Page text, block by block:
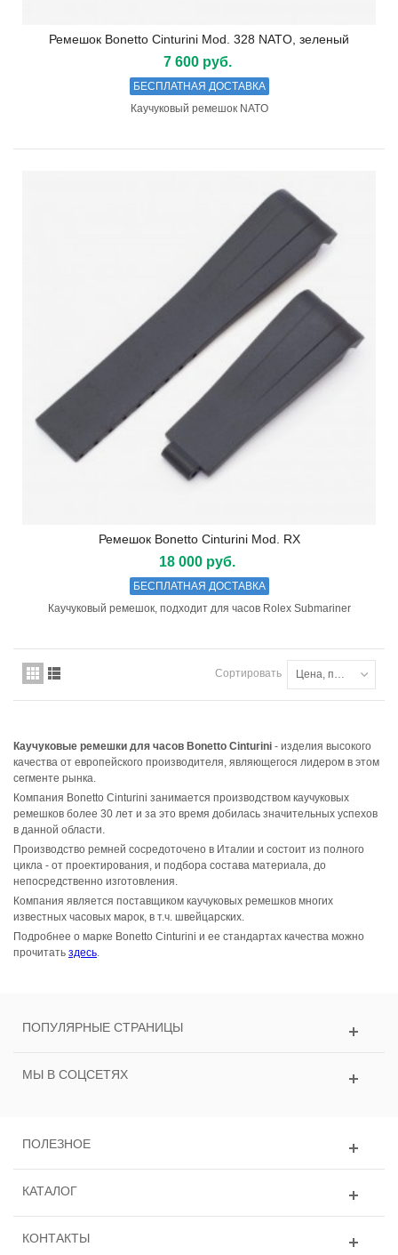
Ремешок Bonetto Cinturini Mod. 328 NATO, зеленый
7 600 руб.
БЕСПЛАТНАЯ ДОСТАВКА
Каучуковый ремешок NATO
Ремешок Bonetto Cinturini Mod. RX
18 000 руб.
БЕСПЛАТНАЯ ДОСТАВКА
Каучуковый ремешок, подходит для часов Rolex Submariner
Сортировать Цена, по возрастанию
Каучуковые ремешки для часов Bonetto Cinturini - изделия высокого
качества от европейского производителя, являющегося лидером в этом
сегменте рынка.
Компания Bonetto Cinturini занимается производством каучуковых
ремешков более 30 лет и за это время добилась значительных успехов
в данной области.
Производство ремней сосредоточено в Италии и состоит из полного
цикла - от проектирования, и подбора состава материала, до
непосредственно изготовления.
Компания является поставщиком каучуковых ремешков многих
известных часовых марок, в т.ч. швейцарских.
Подробнее о марке Bonetto Cinturini и ее стандартах качества можно
прочитать здесь.
ПОПУЛЯРНЫЕ СТРАНИЦЫ
МЫ В СОЦСЕТЯХ
ПОЛЕЗНОЕ
КАТАЛОГ
КОНТАКТЫ